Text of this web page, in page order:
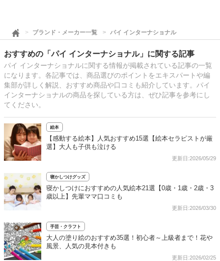
ブランド・メーカー一覧 パイ インターナショナル
おすすめの「パイ インターナショナル」に関する記事
パイ インターナショナルに関する情報が掲載されている記事の一覧
になります。各記事では、商品選びのポイントをエキスパートや編
集部が詳しく解説、おすすめ商品や口コミも紹介しています。パイ
インターナショナルの商品を探している方は、ぜひ記事を参考にし
てください。
絵本
【感動する絵本】人気おすすめ15選【絵本セラピストが厳
選】大人も子供も泣ける
更新日:2026/05/29
寝かしつけグッズ
寝かしつけにおすすめの人気絵本21選【0歳・1歳・2歳・3
歳以上】先輩ママ口コミも
更新日:2026/03/30
手芸・クラフト
大人の塗り絵のおすすめ35選！初心者～上級者まで！花や
風景、人気の見本付きも
更新日:2026/02/25